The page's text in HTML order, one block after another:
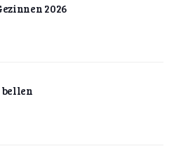
2026
bellen